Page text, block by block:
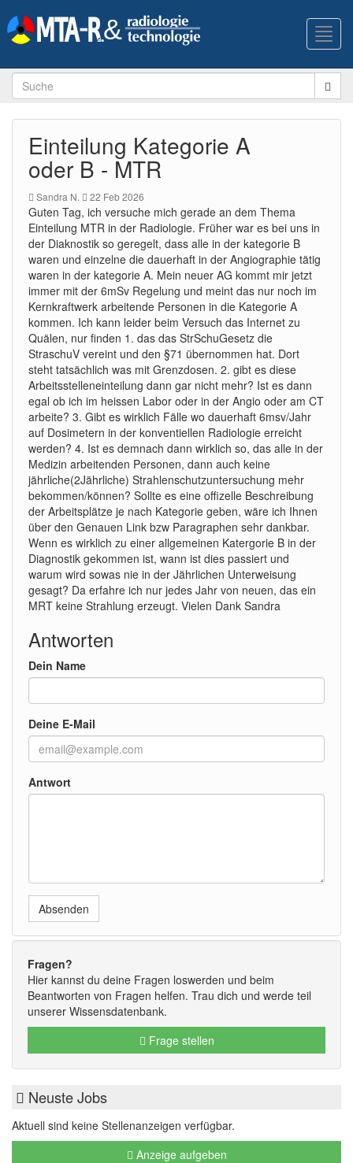
Einteilung Kategorie A
oder B - MTR
Sandra N. 22 Feb 2026
Guten Tag, ich versuche mich gerade an dem Thema
Einteilung MTR in der Radiologie. Früher war es bei uns in
der Diaknostik so geregelt, dass alle in der kategorie B
waren und einzelne die dauerhaft in der Angiographie tätig
waren in der kategorie A. Mein neuer AG kommt mir jetzt
immer mit der 6mSv Regelung und meint das nur noch im
Kernkraftwerk arbeitende Personen in die Kategorie A
kommen. Ich kann leider beim Versuch das Internet zu
Quälen, nur finden 1. das das StrSchuGesetz die
StraschuV vereint und den §71 übernommen hat. Dort
steht tatsächlich was mit Grenzdosen. 2. gibt es diese
Arbeitsstelleneinteilung dann gar nicht mehr? Ist es dann
egal ob ich im heissen Labor oder in der Angio oder am CT
arbeite? 3. Gibt es wirklich Fälle wo dauerhaft 6msv/Jahr
auf Dosimetern in der konventiellen Radiologie erreicht
werden? 4. Ist es demnach dann wirklich so, das alle in der
Medizin arbeitenden Personen, dann auch keine
jährliche(2Jährliche) Strahlenschutzuntersuchung mehr
bekommen/können? Sollte es eine offizelle Beschreibung
der Arbeitsplätze je nach Kategorie geben, wäre ich Ihnen
über den Genauen Link bzw Paragraphen sehr dankbar.
Wenn es wirklich zu einer allgemeinen Katergorie B in der
Diagnostik gekommen ist, wann ist dies passiert und
warum wird sowas nie in der Jährlichen Unterweisung
gesagt? Da erfahre ich nur jedes Jahr von neuen, das ein
MRT keine Strahlung erzeugt. Vielen Dank Sandra
Antworten
Dein Name
Deine E-Mail
Antwort
Absenden
Fragen?
Hier kannst du deine Fragen loswerden und beim
Beantworten von Fragen helfen. Trau dich und werde teil
unserer Wissensdatenbank.
Frage stellen
Neuste Jobs
Aktuell sind keine Stellenanzeigen verfügbar.
Anzeige aufgeben